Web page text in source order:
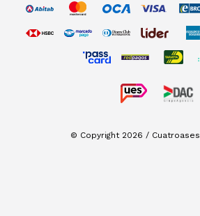
© Copyright 2026 / Cuatroases